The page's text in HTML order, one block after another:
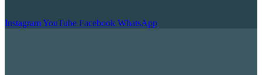
InstagramYouTube Facebook WhatsApp